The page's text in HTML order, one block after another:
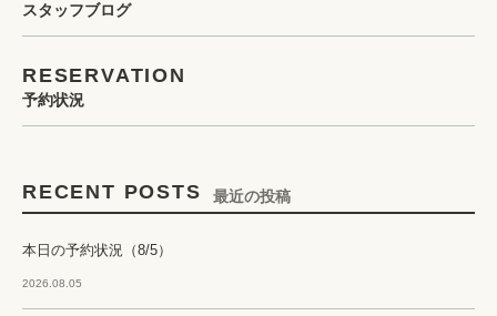
スタッフブログ
RESERVATION
予約状況
RECENT POSTS 最近の投稿
本日の予約状況（8/5）
2026.08.05